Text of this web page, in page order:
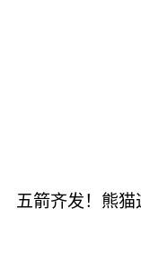
五箭齐发！熊